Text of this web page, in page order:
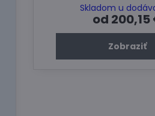
Skladom u
od 200,15
Zobraziť